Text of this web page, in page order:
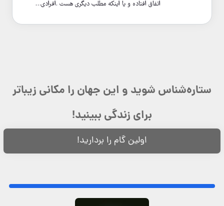
اتفاق افتاده و یا اینکه مطلب دیگری هست .افرادی…
ستاره‌شناس شوید و این جهان را مکانی زیباتر
برای زندگی ببینید!
اولین گام را بردارید!